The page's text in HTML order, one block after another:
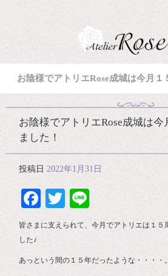
お陰様でアトリエRose成城は今月１
お陰様でアトリエRose成城は今
ました！
投稿日 2022年1月31日
Facebook
Twitter
皆さまに支えられて、今月でアトリエは１５
した♪
あっという間の１５年だったような・・・・。